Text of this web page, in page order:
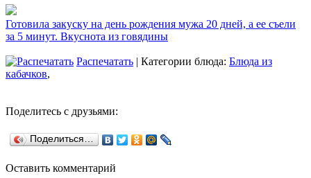
Готовила закуску на день рождения мужа 20 дней, а ее съели
за 5 минут. Вкуснота из говядины
Распечатать | Категории блюда: Блюда из
кабачков,
Поделитесь с друзьями:
Поделиться…
Оставить комментарий